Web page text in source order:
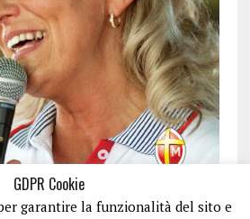
GDPR Cookie
garantire la funzionalità del sito e